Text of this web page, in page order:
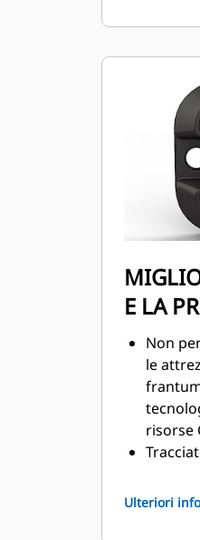
a una
della
E LA
Non
le
risorse
Ulteriori